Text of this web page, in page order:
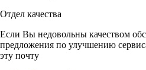
Отдел качества
Если Вы недовольны качеством
предложения по улучшению
эту почту